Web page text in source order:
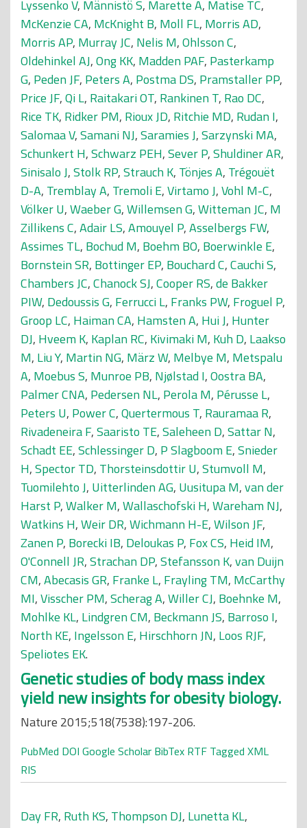
Lyssenko V, Männistö S, Marette A, Matise TC,
McKenzie CA, McKnight B, Moll FL, Morris AD,
Morris AP, Murray JC, Nelis M,Ohlsson C,
Oldehinkel AJ,Ong KK, Madden PAF, Pasterkamp
G, Peden JF, Peters A, Postma DS, Pramstaller PP,
Price JF,Qi L, Raitakari OT, Rankinen T, Rao DC,
Rice TK, Ridker PM, Rioux JD, Ritchie MD, Rudan I,
Salomaa V,Samani NJ,Saramies J,Sarzynski MA,
Schunkert H,Schwarz PEH,Sever P,Shuldiner AR,
Sinisalo J,Stolk RP,Strauch K, Tönjes A, Trégouët
D-A, Tremblay A, Tremoli E,Virtamo J,Vohl M-C,
Völker U,Waeber G,Willemsen G,Witteman JC, M
Zillikens C,Adair LS,Amouyel P,Asselbergs FW,
Assimes TL, Bochud M, Boehm BO, Boerwinkle E,
Bornstein SR, Bottinger EP, Bouchard C,Cauchi S,
Chambers JC,Chanock SJ,Cooper RS,de Bakker
PIW, Dedoussis G, Ferrucci L, Franks PW, Froguel P,
Groop LC, Haiman CA, Hamsten A, Hui J, Hunter
DJ, Hveem K, Kaplan RC, Kivimaki M, Kuh D, Laakso
M, Liu Y, Martin NG, März W, Melbye M, Metspalu
A, Moebus S, Munroe PB, Njølstad I,Oostra BA,
Palmer CNA, Pedersen NL, Perola M, Pérusse L,
Peters U, Power C,Quertermous T, Rauramaa R,
Rivadeneira F,Saaristo TE,Saleheen D,Sattar N,
Schadt EE,Schlessinger D, P Slagboom E,Snieder
H,Spector TD, Thorsteinsdottir U,Stumvoll M,
Tuomilehto J, Uitterlinden AG, Uusitupa M,van der
Harst P,Walker M,Wallaschofski H,Wareham NJ,
Watkins H,Weir DR,Wichmann H-E,Wilson JF,
Zanen P, Borecki IB, Deloukas P, Fox CS, Heid IM,
O'Connell JR,Strachan DP,Stefansson K,van Duijn
CM,Abecasis GR, Franke L, Frayling TM, McCarthy
MI,Visscher PM,Scherag A,Willer CJ, Boehnke M,
Mohlke KL, Lindgren CM, Beckmann JS, Barroso I,
North KE, Ingelsson E, Hirschhorn JN, Loos RJF,
Speliotes EK.
Genetic studies of body mass index
yield new insights for obesity biology.
Nature 2015;518(7538):197-206.
PubMed DOI Google Scholar BibTex RTF Tagged XML
RIS
Day FR, Ruth KS, Thompson DJ, Lunetta KL,